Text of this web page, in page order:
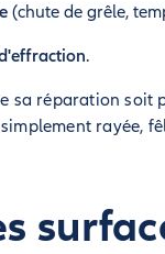
(chute de grêle,
.
sa réparation
rayée,